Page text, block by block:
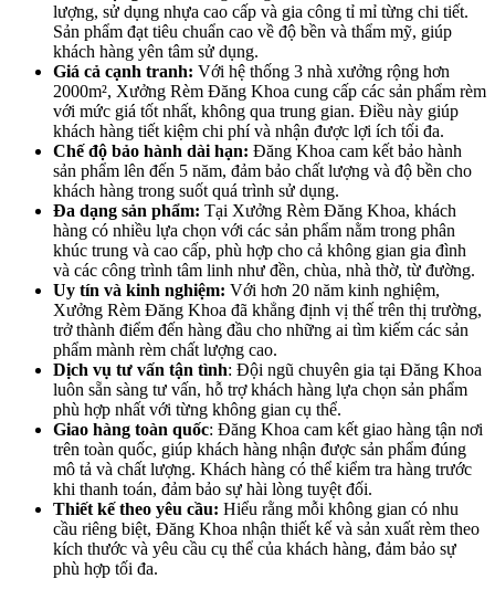
lượng, sử dụng nhựa cao cấp và gia công tỉ mỉ từng chi tiết.
Sản phẩm đạt tiêu chuẩn cao về độ bền và thẩm mỹ, giúp
khách hàng yên tâm sử dụng.
Giá cả cạnh tranh: Với hệ thống 3 nhà xưởng rộng hơn
2000m², Xưởng Rèm Đăng Khoa cung cấp các sản phẩm rèm
với mức giá tốt nhất, không qua trung gian. Điều này giúp
khách hàng tiết kiệm chi phí và nhận được lợi ích tối đa.
Chế độ bảo hành dài hạn: Đăng Khoa cam kết bảo hành
sản phẩm lên đến 5 năm, đảm bảo chất lượng và độ bền cho
khách hàng trong suốt quá trình sử dụng.
Đa dạng sản phẩm: Tại Xưởng Rèm Đăng Khoa, khách
hàng có nhiều lựa chọn với các sản phẩm nằm trong phân
khúc trung và cao cấp, phù hợp cho cả không gian gia đình
và các công trình tâm linh như đền, chùa, nhà thờ, từ đường.
Uy tín và kinh nghiệm: Với hơn 20 năm kinh nghiệm,
Xưởng Rèm Đăng Khoa đã khẳng định vị thế trên thị trường,
trở thành điểm đến hàng đầu cho những ai tìm kiếm các sản
phẩm mành rèm chất lượng cao.
Dịch vụ tư vấn tận tình: Đội ngũ chuyên gia tại Đăng Khoa
luôn sẵn sàng tư vấn, hỗ trợ khách hàng lựa chọn sản phẩm
phù hợp nhất với từng không gian cụ thể.
Giao hàng toàn quốc: Đăng Khoa cam kết giao hàng tận nơi
trên toàn quốc, giúp khách hàng nhận được sản phẩm đúng
mô tả và chất lượng. Khách hàng có thể kiểm tra hàng trước
khi thanh toán, đảm bảo sự hài lòng tuyệt đối.
Thiết kế theo yêu cầu: Hiểu rằng mỗi không gian có nhu
cầu riêng biệt, Đăng Khoa nhận thiết kế và sản xuất rèm theo
kích thước và yêu cầu cụ thể của khách hàng, đảm bảo sự
phù hợp tối đa.